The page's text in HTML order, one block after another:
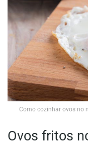
Como cozinhar ovos no
Ovos fritos